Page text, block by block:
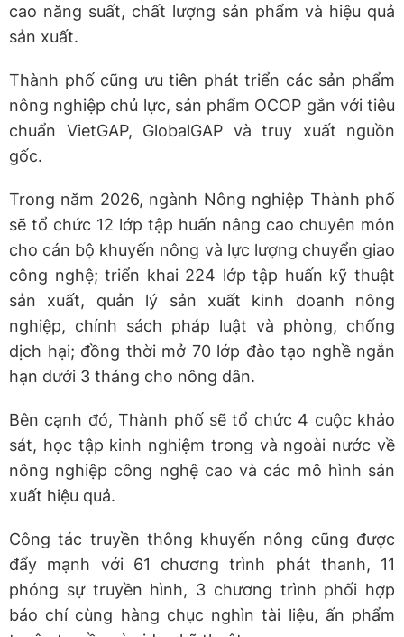
cao năng suất, chất lượng sản phẩm và hiệu quả
sản xuất.
Thành phố cũng ưu tiên phát triển các sản phẩm
nông nghiệp chủ lực, sản phẩm OCOP gắn với tiêu
chuẩn VietGAP, GlobalGAP và truy xuất nguồn
gốc.
Trong năm 2026, ngành Nông nghiệp Thành phố
sẽ tổ chức 12 lớp tập huấn nâng cao chuyên môn
cho cán bộ khuyến nông và lực lượng chuyển giao
công nghệ; triển khai 224 lớp tập huấn kỹ thuật
sản xuất, quản lý sản xuất kinh doanh nông
nghiệp, chính sách pháp luật và phòng, chống
dịch hại; đồng thời mở 70 lớp đào tạo nghề ngắn
hạn dưới 3 tháng cho nông dân.
Bên cạnh đó, Thành phố sẽ tổ chức 4 cuộc khảo
sát, học tập kinh nghiệm trong và ngoài nước về
nông nghiệp công nghệ cao và các mô hình sản
xuất hiệu quả.
Công tác truyền thông khuyến nông cũng được
đẩy mạnh với 61 chương trình phát thanh, 11
phóng sự truyền hình, 3 chương trình phối hợp
báo chí cùng hàng chục nghìn tài liệu, ấn phẩm